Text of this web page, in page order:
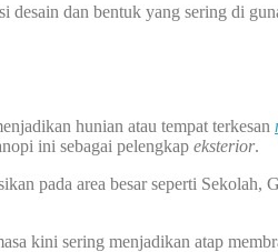
dan bentuk yang sering di
hunian atau tempat terkesan
ini sebagai pelengkap eksterior.
pada area besar seperti
kini sering menjadikan atap